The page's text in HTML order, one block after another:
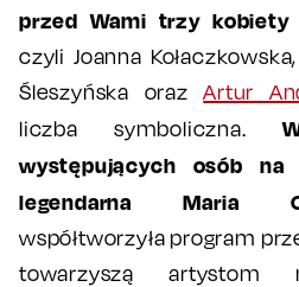
przed Wami trzy
czyli Joanna
Śleszyńska orazArtur
liczba symboliczna.
występujących osób na
legendarna Maria
współtworzyła program
towarzyszą artystom